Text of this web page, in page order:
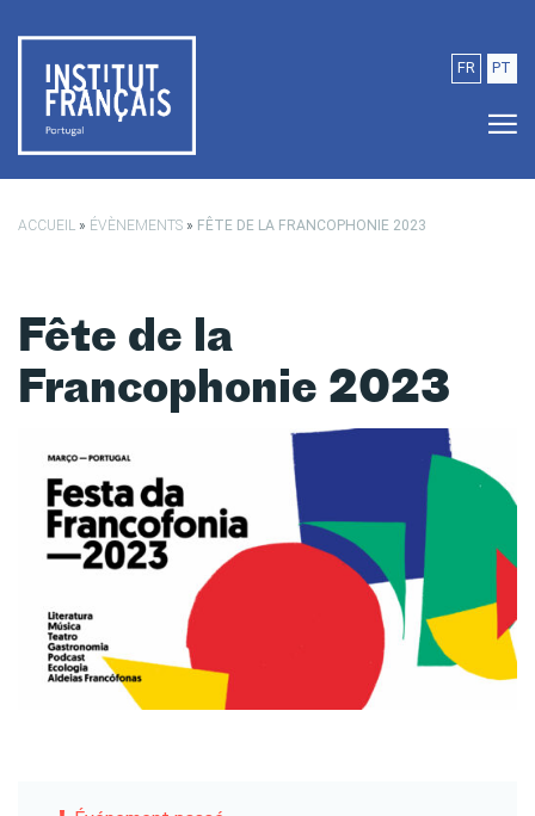
FR PT
ACCUEIL » ÉVÈNEMENTS » FÊTE DE LA FRANCOPHONIE 2023
Fête de la
Francophonie 2023